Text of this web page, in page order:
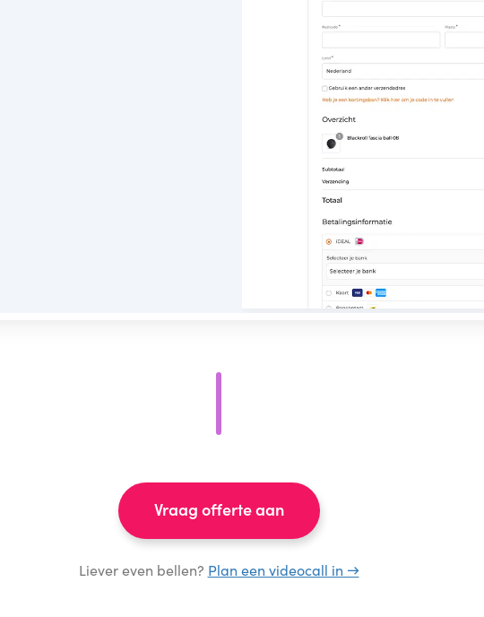
Vraag offerte aan
Liever even bellen? Plan een videocall in →